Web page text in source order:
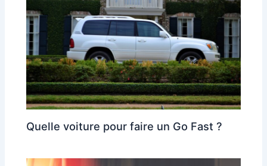
Quelle voiture pour faire un Go Fast ?